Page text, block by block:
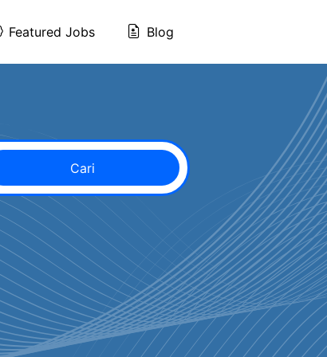
Featured Jobs Blog
Cari